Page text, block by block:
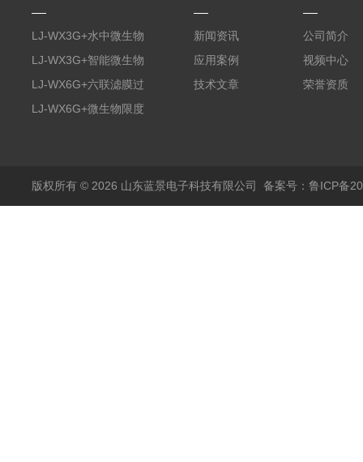
LJ-WX3G+水中微生物
膜过滤装置
LJ-WX3G+智能微生物
限度仪
LJ-WX6G+六联滤膜过
滤器
LJ-WX6G+微生物限度
新闻资讯
应用案例
技术文章
公司简介
视频中心
荣誉资质
版权所有 © 2026 山东蓝景电子科技有限公司 备案号：鲁ICP备